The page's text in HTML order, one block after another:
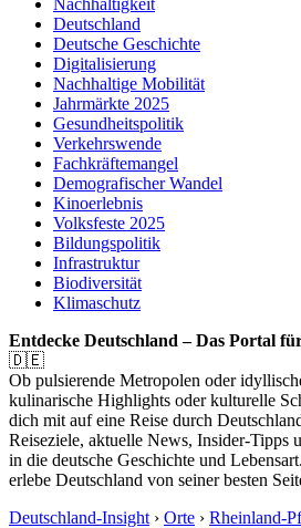
Nachhaltigkeit
Deutschland
Deutsche Geschichte
Digitalisierung
Nachhaltige Mobilität
Jahrmärkte 2025
Gesundheitspolitik
Verkehrswende
Fachkräftemangel
Demografischer Wandel
Kinoerlebnis
Volksfeste 2025
Bildungspolitik
Infrastruktur
Biodiversität
Klimaschutz
Entdecke Deutschland – Das Portal
🇩🇪
Ob pulsierende Metropolen oder
kulinarische Highlights oder kulturelle
dich mit auf eine Reise durch
Reiseziele, aktuelle News, Insider-Tipps
in die deutsche Geschichte und
erlebe Deutschland von seiner besten
Deutschland-Insight › Orte › Rheinland-